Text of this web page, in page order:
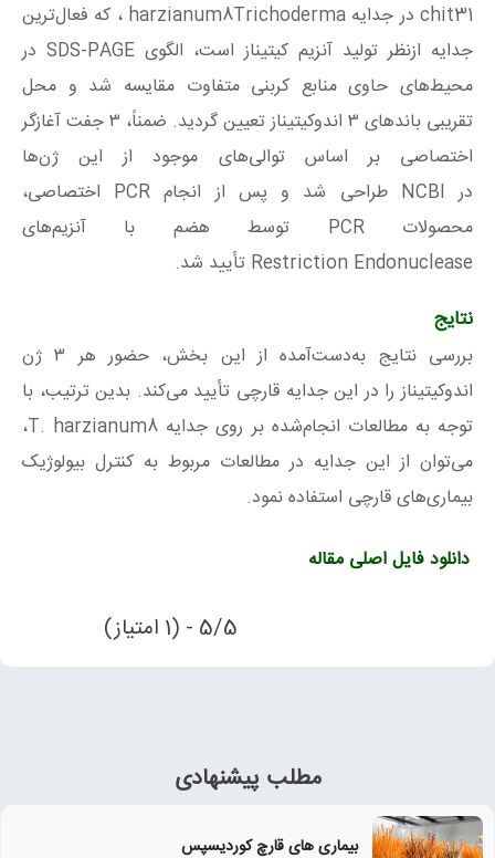
chit31در جدایه Trichoderma
harzianum8، که فعال‌ترین
جدایه ازنظر تولید آنزیم کیتیناز است، الگوی SDS-PAGE در
محیط‌های حاوی منابع کربنی متفاوت مقایسه شد و محل
تقریبی باندهای ۳ اندوکیتیناز تعیین گردید. ضمناً، ۳ جفت آغازگر
اختصاصی بر اساس توالی‌های موجود از این ژن‌ها
در NCBI طراحی شد و پس از انجام PCR اختصاصی،
محصولاتPCR توسط هضم با آنزیم‌های
Restriction Endonuclease تأیید شد.
نتایج
بررسی نتایج به‌دست‌آمده از این بخش، حضور هر ۳ ژن
اندوکیتیناز را در این جدایه قارچی تأیید می‌کند. بدین ترتیب، با
توجه به مطالعات انجام‌شده بر روی جدایه T. harzianum8،
می‌توان از این جدایه در مطالعات مربوط به کنترل بیولوژیک
بیماری‌های قارچی استفاده نمود.
دانلود فایل اصلی مقاله
5/5 - (1 امتیاز)
مطلب پیشنهادی
بیماری‌ های قارچ کوردیسپس